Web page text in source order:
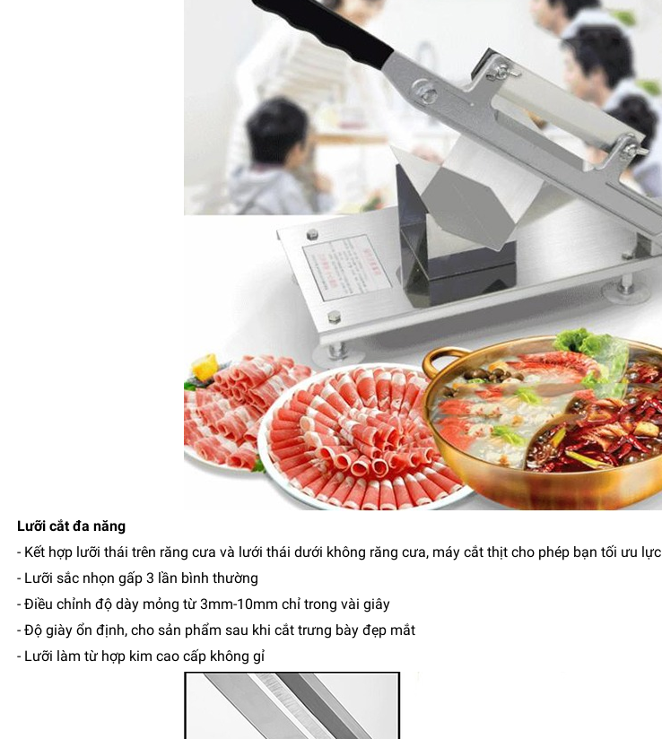
Lưỡi cắt đa năng
- Kết hợp lưỡi thái trên răng cưa và lưới thái dưới không răng cưa, máy cắt thịt cho phép bạn tối ưu lực
- Lưỡi sắc nhọn gấp 3 lần bình thường
- Điều chỉnh độ dày mỏng từ 3mm-10mm chỉ trong vài giây
- Độ giày ổn định, cho sản phẩm sau khi cắt trưng bày đẹp mắt
- Lưỡi làm từ hợp kim cao cấp không gỉ